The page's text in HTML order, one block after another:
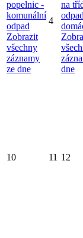
popelnic -
komunální
odpad
Zobrazit
všechny
záznamy
ze dne
4
na
dne
10 11 12